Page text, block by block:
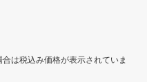
は税込み価格が表示されていま